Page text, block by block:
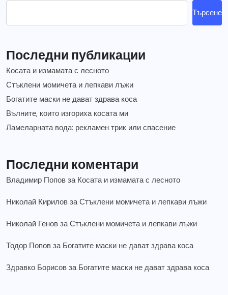
Търсене
Последни публикации
Косата и измамата с лесното
Стъклени момичета и лепкави лъжи
Богатите маски не дават здрава коса
Вълните, които изгориха косата ми
Ламеларната вода: рекламен трик или спасение
Последни коментари
Владимир Попов за Косата и измамата с лесното
Николай Кирилов заСтъклени момичета и лепкави лъжи
Николай Генов заСтъклени момичета и лепкави лъжи
Тодор Попов за Богатите маски не дават здрава коса
Здравко Борисов за Богатите маски не дават здрава коса